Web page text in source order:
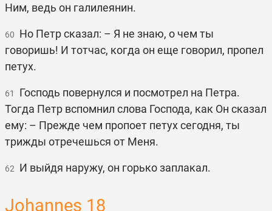
Ним, ведь он галилеянин.
60 Но Петр сказал: – Я не знаю, о чем ты
говоришь! И тотчас, когда он еще говорил, пропел
петух.
61
Господь повернулся и посмотрел на Петра.
Тогда Петр вспомнил слова Господа, как Он сказал
ему: – Прежде чем пропоет петух сегодня, ты
трижды отречешься от Меня.
62 И выйдя наружу, он горько заплакал.
Johannes 18